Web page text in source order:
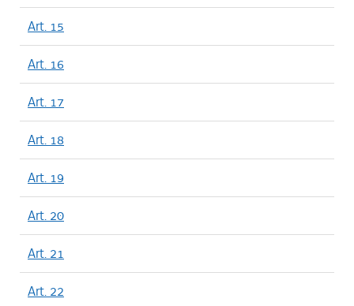
Art. 15
Art. 16
Art. 17
Art. 18
Art. 19
Art. 20
Art. 21
Art. 22